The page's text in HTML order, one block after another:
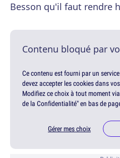
Besson qu'il faut rendre
Contenu bloqué par
Ce contenu est fourni par un
devez accepter les cookies dans
Modifiez ce choix à tout moment
de la Confidentialité" en bas de
Gérer mes choix